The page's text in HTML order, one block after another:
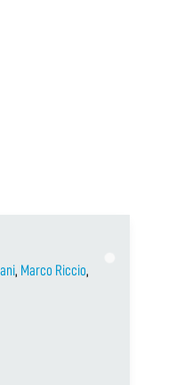
, Marco Riccio,